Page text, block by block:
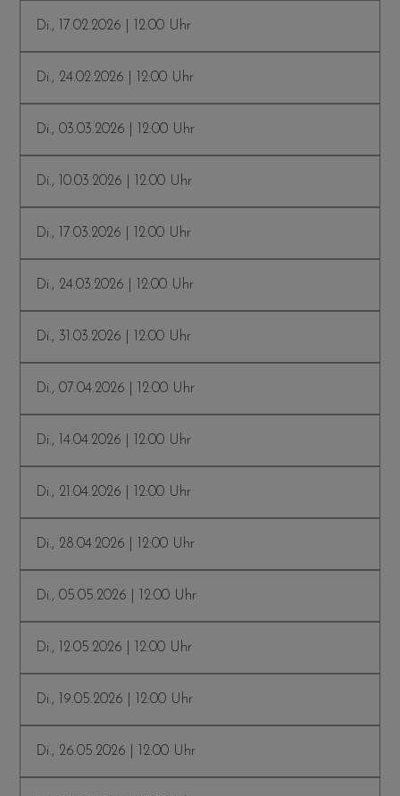
Di., 17.02.2026 | 12:00 Uhr
Di., 24.02.2026 | 12:00 Uhr
Di., 03.03.2026 | 12:00 Uhr
Di., 10.03.2026 | 12:00 Uhr
Di., 17.03.2026 | 12:00 Uhr
Di., 24.03.2026 | 12:00 Uhr
Di., 31.03.2026 | 12:00 Uhr
Di., 07.04.2026 | 12:00 Uhr
Di., 14.04.2026 | 12:00 Uhr
Di., 21.04.2026 | 12:00 Uhr
Di., 28.04.2026 | 12:00 Uhr
Di., 05.05.2026 | 12:00 Uhr
Di., 12.05.2026 | 12:00 Uhr
Di., 19.05.2026 | 12:00 Uhr
Di., 26.05.2026 | 12:00 Uhr